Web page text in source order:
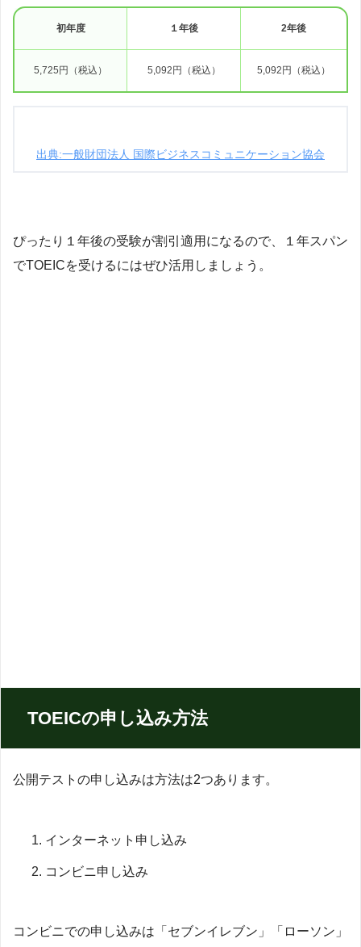
初年度 １年後 2年後
5,725円（税込） 5,092円（税込） 5,092円（税込）
出典:一般財団法人 国際ビジネスコミュニケーション協会
ぴったり１年後の受験が割引適用になるので、１年スパン
でTOEICを受けるにはぜひ活用しましょう。
TOEICの申し込み方法
公開テストの申し込みは方法は2つあります。
インターネット申し込み
コンビニ申し込み
コンビニでの申し込みは「セブンイレブン」「ローソン」